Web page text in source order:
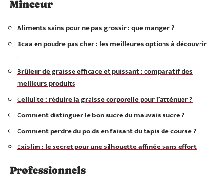
Minceur
Aliments sains pour ne pas grossir : que manger ?
Bcaa en poudre pas cher : les meilleures options à découvrir
!
Brûleur de graisse efficace et puissant : comparatif des
meilleurs produits
Cellulite : réduire la graisse corporelle pour l’atténuer ?
Comment distinguer le bon sucre du mauvais sucre ?
Comment perdre du poids en faisant du tapis de course ?
Exislim : le secret pour une silhouette affinée sans effort
Professionnels